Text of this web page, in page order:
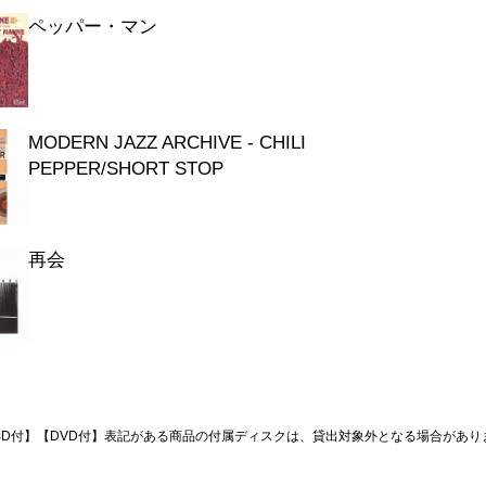
ペッパー・マン
MODERN JAZZ ARCHIVE - CHILI
PEPPER/SHORT STOP
再会
付】【DVD付】表記がある商品の付属ディスクは、貸出対象外となる場合があり